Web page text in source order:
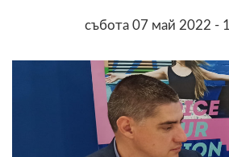
събота 07 май 2022 -